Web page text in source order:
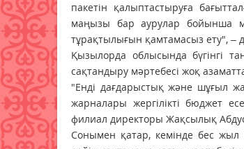
пакетін қалыптастыруға
маңызы бар аурулар бойынша
тұрақтылығын қамтамасыз ету", –
Қызылорда облысында бүгінгі
сақтандыру мәртебесі жоқ
"Енді дағдарыстық және шұғыл
жарналары жергілікті бюджет
филиал директоры Жақсылық
Сонымен қатар, кемінде бес жыл